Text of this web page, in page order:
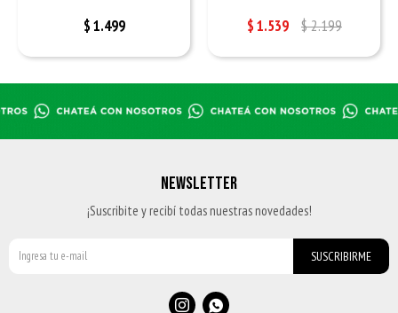
$1.499 $1.539 $2.199
NEWSLETTER
¡Suscribite y recibí todas nuestras novedades!
SUSCRIBIRME
 